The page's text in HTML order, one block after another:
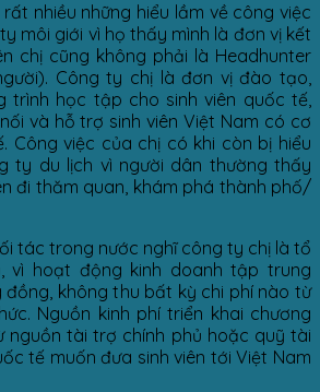
nhiều những hiểu lầm về công việc
môi giới vì họ thấy mình là đơn vị kết
chị cũng không phải là Headhunter
Công ty chị là đơn vị đào tạo,
trình học tập cho sinh viên quốc tế,
và hỗ trợ sinh viên Việt Nam có cơ
Công việc của chị có khi còn bị hiểu
ty du lịch vì người dân thường thấy
đi thăm quan, khám phá thành phố/
tác trong nước nghĩ công ty chị là tổ
vì hoạt động kinh doanh tập trung
không thu bất kỳ chi phí nào từ
Nguồn kinh phí triển khai chương
nguồn tài trợ chính phủ hoặc quỹ tài
tế muốn đưa sinh viên tới Việt Nam